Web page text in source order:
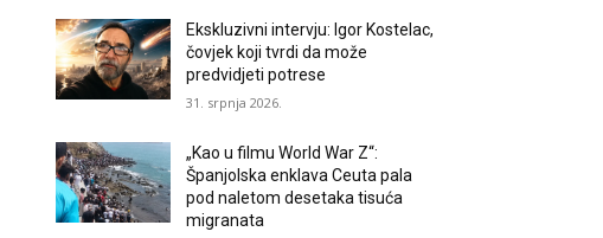
Ekskluzivni intervju: Igor Kostelac,
čovjek koji tvrdi da može
predvidjeti potrese
31. srpnja 2026.
„Kao u filmu World War Z“:
Španjolska enklava Ceuta pala
pod naletom desetaka tisuća
migranata